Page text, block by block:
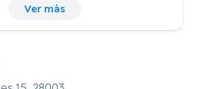
Ver más